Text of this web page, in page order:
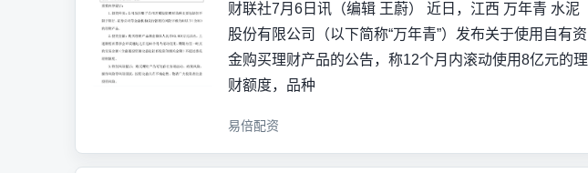
财联社7月6日讯（编辑 王蔚） 近日，江西 万年青 水泥
股份有限公司（以下简称“万年青”）发布关于使用自有资
金购买理财产品的公告，称12个月内滚动使用8亿元的理
财额度，品种
易倍配资